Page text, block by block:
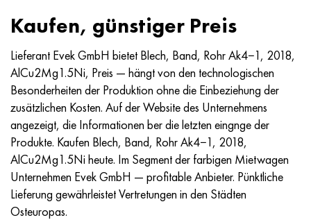
Kaufen, günstiger Preis
Lieferant Evek GmbH bietet Blech, Band, Rohr Аk4−1, 2018,
AlCu2Mg1.5Ni, Preis — hängt von den technologischen
Besonderheiten der Produktion ohne die Einbeziehung der
zusätzlichen Kosten. Auf der Website des Unternehmens
angezeigt, die Informationen ber die letzten eingnge der
Produkte. Kaufen Blech, Band, Rohr Аk4−1, 2018,
AlCu2Mg1.5Ni heute. Im Segment der farbigen Mietwagen
Unternehmen Evek GmbH — profitable Anbieter. Pünktliche
Lieferung gewährleistet Vertretungen in den Städten
Osteuropas.